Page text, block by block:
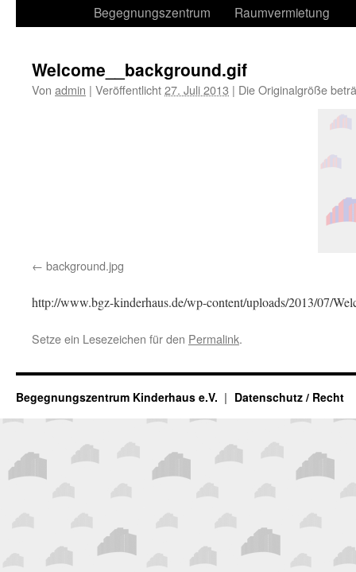
Begegnungszentrum
Raumvermietung
Welcome__background.gif
Von admin | Veröffentlicht27. Juli 2013 | Die Originalgröße
background.jpg
http://www.bgz-kinderhaus.de/wp-content/uploads/2013/07/
Setze ein Lesezeichen für den Permalink.
Begegnungszentrum Kinderhaus e.V. Datenschutz / Recht